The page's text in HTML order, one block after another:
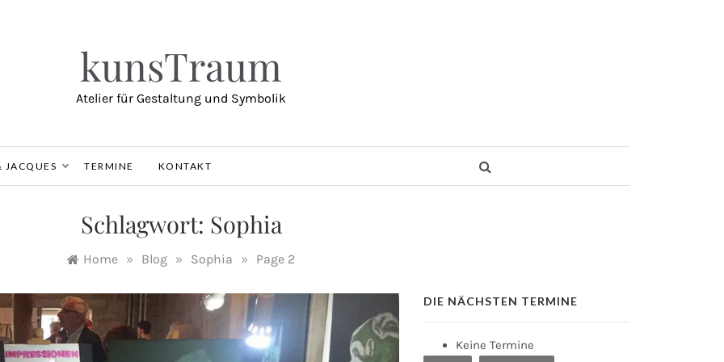
kunsTraum
Atelier für Gestaltung und Symbolik
JACQUES TERMINE KONTAKT
Schlagwort: Sophia
Home » Blog » Sophia » Page 2
DIE NÄCHSTEN TERMINE
Keine Termine